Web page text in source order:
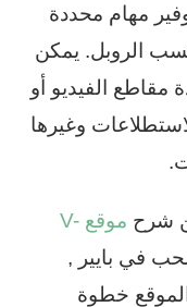
مهام محددة
الروبل. يمكن
مقاطع الفيديو أو
وغيرها
شرح
موقع V-
في بايير ,
خطوة